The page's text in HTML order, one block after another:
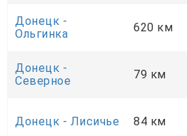
Донецк -
Ольгинка
620 км
Донецк -
Cеверное
79 км
Донецк - Лисичье 84 км